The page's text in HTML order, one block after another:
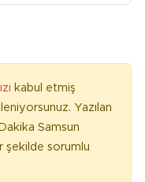
kabul etmiş
Yazılan
Samsun
şekilde sorumlu